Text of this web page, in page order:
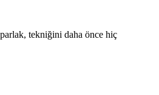
tekniğini daha önce hiç